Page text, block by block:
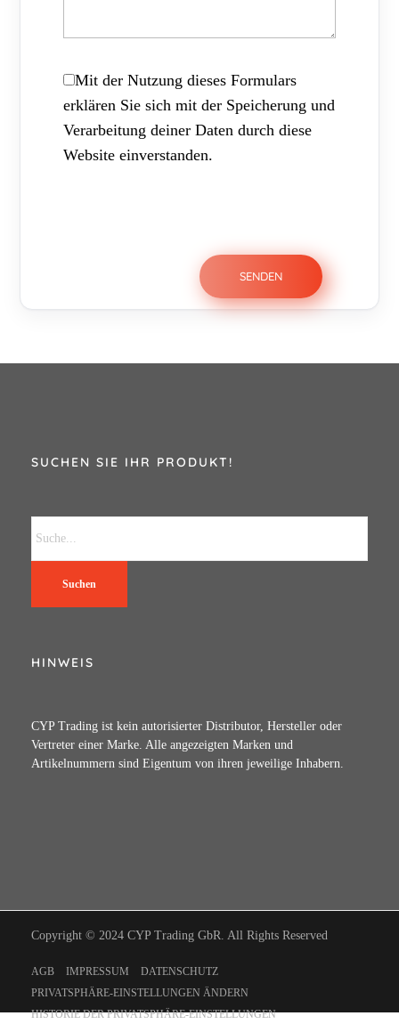
Mit der Nutzung dieses Formulars
erklären Sie sich mit der Speicherung und
Verarbeitung deiner Daten durch diese
Website einverstanden.
SUCHEN SIE IHR PRODUKT!
Suchen
HINWEIS
CYP Trading ist kein autorisierter Distributor, Hersteller oder
Vertreter einer Marke. Alle angezeigten Marken und
Artikelnummern sind Eigentum von ihren jeweilige Inhabern.
Copyright © 2024 CYP Trading GbR. All Rights Reserved
AGB IMPRESSUM
DATENSCHUTZ
PRIVATSPHÄRE-EINSTELLUNGEN ÄNDERN
HISTORIE DER PRIVATSPHÄRE-EINSTELLUNGEN